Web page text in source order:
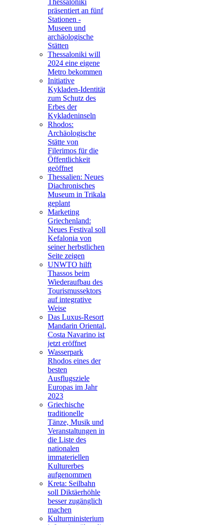
Thessaloniki
präsentiert an fünf
Stationen -
Museen und
archäologische
Stätten
Thessaloniki will
2024 eine eigene
Metro bekommen
Initiative
Kykladen-Identität
zum Schutz des
Erbes der
Kykladeninseln
Rhodos:
Archäologische
Stätte von
Filerimos für die
Öffentlichkeit
geöffnet
Thessalien: Neues
Diachronisches
Museum in Trikala
geplant
Marketing
Griechenland:
Neues Festival soll
Kefalonia von
seiner herbstlichen
Seite zeigen
UNWTO hilft
Thassos beim
Wiederaufbau des
Tourismussektors
auf integrative
Weise
Das Luxus-Resort
Mandarin Oriental,
Costa Navarino ist
jetzt eröffnet
Wasserpark
Rhodos eines der
besten
Ausflugsziele
Europas im Jahr
2023
Griechische
traditionelle
Tänze, Musik und
Veranstaltungen in
die Liste des
nationalen
immateriellen
Kulturerbes
aufgenommen
Kreta: Seilbahn
soll Diktäerhöhle
besser zugänglich
machen
Kulturministerium